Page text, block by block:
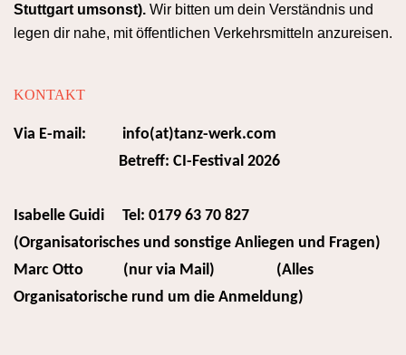
Stuttgart umsonst). Wir bitten um dein Verständnis und
legen dir nahe, mit öffentlichen Verkehrsmitteln anzureisen.
KONTAKT
Via E-mail: info(at)tanz-werk.com
Betreff: CI-Festival 2026
Isabelle Guidi Tel: 0179 63 70 827
(Organisatorisches und sonstige Anliegen und Fragen)
Marc Otto (nur via Mail) (Alles
Organisatorische rund um die Anmeldung)